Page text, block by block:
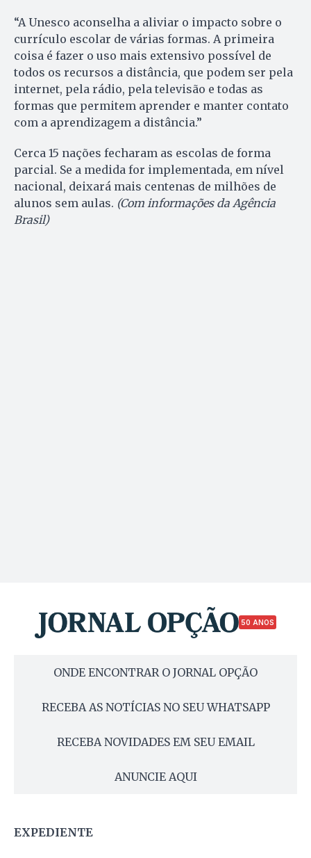
“A Unesco aconselha a aliviar o impacto sobre o
currículo escolar de várias formas. A primeira
coisa é fazer o uso mais extensivo possível de
todos os recursos a distância, que podem ser pela
internet, pela rádio, pela televisão e todas as
formas que permitem aprender e manter contato
com a aprendizagem a distância.”
Cerca 15 nações fecharam as escolas de forma
parcial. Se a medida for implementada, em nível
nacional, deixará mais centenas de milhões de
alunos sem aulas. (Com informações da Agência
Brasil)
50 ANOS
ONDE ENCONTRAR O JORNAL OPÇÃO
RECEBA AS NOTÍCIAS NO SEU WHATSAPP
RECEBA NOVIDADES EM SEU EMAIL
ANUNCIE AQUI
EXPEDIENTE